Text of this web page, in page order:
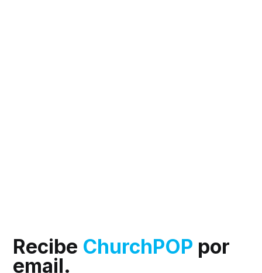
Recibe ChurchPOP por
email.